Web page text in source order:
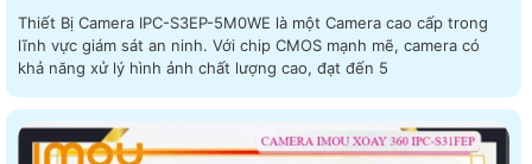
Thiết Bị Camera IPC-S3EP-5M0WE là một Camera cao cấp trong
lĩnh vực giám sát an ninh. Với chip CMOS mạnh mẽ, camera có
khả năng xử lý hình ảnh chất lượng cao, đạt đến 5